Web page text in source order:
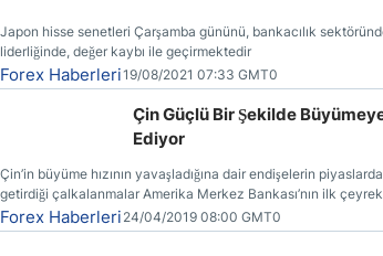
Japon hisse senetleri Çarşamba gününü, bankacılık
liderliğinde, değer kaybı ile geçirmektedir
Forex Haberleri19/08/2021 07:33 GMT0
Çin Güçlü Bir Şekilde
Ediyor
Çin’in büyüme hızının yavaşladığına dair endişelerin
getirdiği çalkalanmalar Amerika Merkez Bankası’nın ilk
gitmemesinin başlıca sebeplerinden bir tanesi olmuştur.
Forex Haberleri 24/04/2019 08:00 GMT0